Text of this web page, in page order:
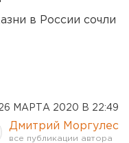
в России сочли
МАРТА 2020 В 22:49
Дмитрий Моргулес